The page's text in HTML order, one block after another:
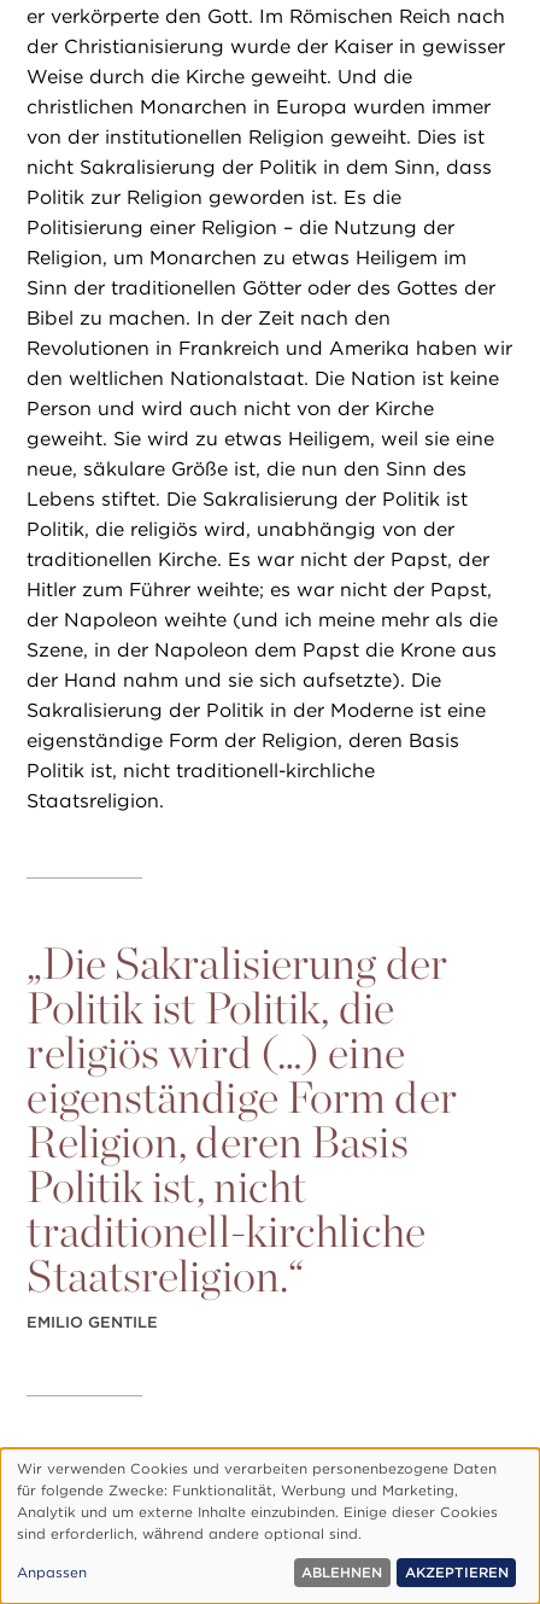
er verkörperte den Gott. Im Römischen Reich nach
der Christianisierung wurde der Kaiser in gewisser
Weise durch die Kirche geweiht. Und die
christlichen Monarchen in Europa wurden immer
von der institutionellen Religion geweiht. Dies ist
nicht Sakralisierung der Politik in dem Sinn, dass
Politik zur Religion geworden ist. Es die
Politisierung einer Religion – die Nutzung der
Religion, um Monarchen zu etwas Heiligem im
Sinn der traditionellen Götter oder des Gottes der
Bibel zu machen. In der Zeit nach den
Revolutionen in Frankreich und Amerika haben wir
den weltlichen Nationalstaat. Die Nation ist keine
Person und wird auch nicht von der Kirche
geweiht. Sie wird zu etwas Heiligem, weil sie eine
neue, säkulare Größe ist, die nun den Sinn des
Lebens stiftet. Die Sakralisierung der Politik ist
Politik, die religiös wird, unabhängig von der
traditionellen Kirche. Es war nicht der Papst, der
Hitler zum Führer weihte; es war nicht der Papst,
der Napoleon weihte (und ich meine mehr als die
Szene, in der Napoleon dem Papst die Krone aus
der Hand nahm und sie sich aufsetzte). Die
Sakralisierung der Politik in der Moderne ist eine
eigenständige Form der Religion, deren Basis
Politik ist, nicht traditionell-kirchliche
Staatsreligion.
„Die Sakralisierung der
Politik ist Politik, die
religiös wird (…) eine
eigenständige Form der
Religion, deren Basis
Politik ist, nicht
traditionell-kirchliche
Staatsreligion.“
EMILIO GENTILE
DH
Aber sie tritt mit den Symbolen und äußeren
Anzeichen der Religion auf, an welche die Leute
gewöhnt sind.
Diese Form politischer Religion basiert in den
Ländern des Westens wie des Ostens darauf, den
Verwendung
personenbezogener
Daten
und
Wir verwenden Cookies und verarbeiten personenbezogene Daten
für folgende Zwecke: Funktionalitӓt, Werbung und Marketing,
Analytik und um externe Inhalte einzubinden. Einige dieser Cookies
sind erforderlich, wӓhrend andere optional sind.
Anpassen ABLEHNEN AKZEPTIEREN